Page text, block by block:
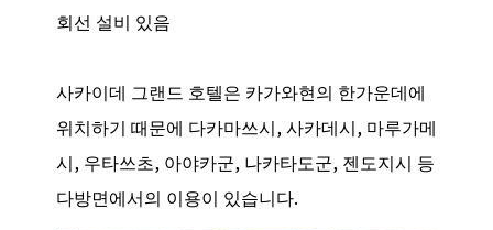
회선 설비 있음
사카이데 그랜드 호텔은 카가와현의 한가운데에
위치하기 때문에 다카마쓰시, 사카데시, 마루가메
시, 우타쓰초, 아야카군, 나카타도군, 젠도지시 등
다방면에서의 이용이 있습니다.